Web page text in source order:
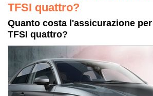
TFSI quattro?
Quanto costa l'assicurazione per
TFSI quattro?